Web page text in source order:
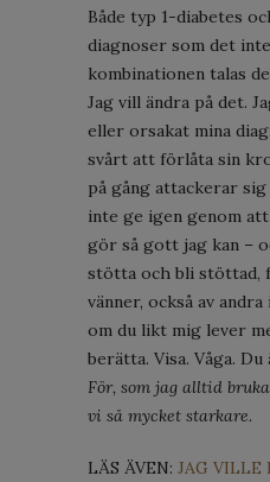
Både typ 1-diabetes
diagnoser som det
kombinationen talas
Jag vill ändra på det.
eller orsakat mina
svårt att förlåta sin
på gång attackerar
inte ge igen genom
gör så gott jag kan –
stötta och bli stöttad,
vänner, också av
om du likt mig lever
berätta. Visa. Våga. Du
För, som jag alltid
vi så mycket starkare.
LÄS ÄVEN: JAG VILLE